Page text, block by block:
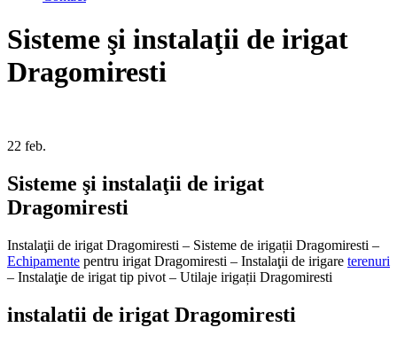
Sisteme şi instalaţii de irigat
Dragomiresti
22 feb.
Sisteme şi instalaţii de irigat
Dragomiresti
Instalaţii de irigat Dragomiresti – Sisteme de irigații Dragomiresti –
Echipamente pentru irigat Dragomiresti – Instalaţii de irigare terenuri
– Instalaţie de irigat tip pivot – Utilaje irigații Dragomiresti
instalatii de irigat Dragomiresti